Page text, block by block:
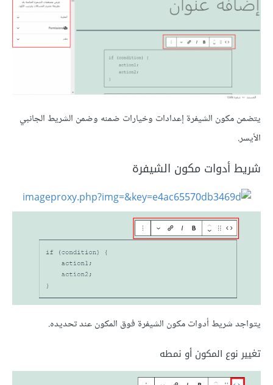
يتضمن مكون الشيفرة إعدادات وخيارات ضمنه وضمن الشريط الجانبي
الأيسر.
شريط أدوات مكون الشيفرة
يتواجد شريط أدوات مكون الشيفرة فوق المكون عند تحديده.
تغيير نوع المكون أو نمطه